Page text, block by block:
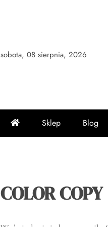
sobota, 08 sierpnia, 2026
Sklep Blog
COLOR COPY